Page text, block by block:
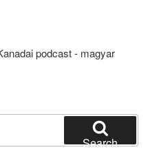
Search